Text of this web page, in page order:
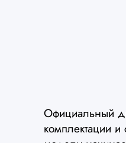
Официальный
комплектации и